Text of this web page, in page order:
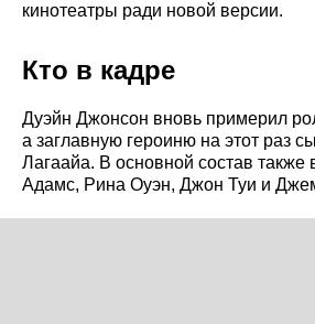
кинотеатры ради новой версии.
Кто в кадре
Дуэйн Джонсон вновь примерил
а заглавную героиню на этот раз
Лагаайа. В основной состав также
Адамс, Рина Оуэн, Джон Туи и